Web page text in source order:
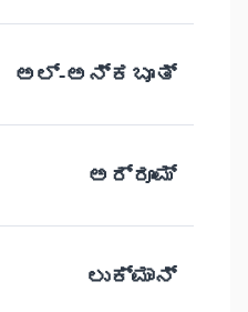
ಅಲ್ -ಅನ್ಕಬೂತ್
ಅರ್‍ರೂಮ್
ಲುಕ್ಮಾನ್